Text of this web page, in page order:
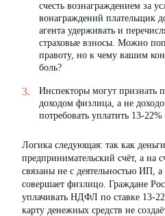
счесть вознаграждением за
вонаграждений плательщик
агента удерживать и
страховые взносы. Можно
правоту, но к чему вашим
боль?
Инспекторы могут признать
доходом физлица, а не
потребовать уплатить 13-
Логика следующая: так как
предпринимательский счёт, а на
связаны не с деятельностью ИП,
совершает физлицо. Граждане
уплачивать НДФЛ по ставке 13-
карту денежных средств не